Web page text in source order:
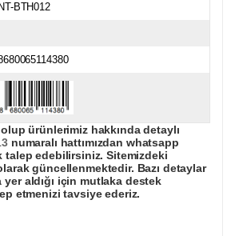
NT-BTH012
ürünlerimiz hakkında detaylı
numaralı hattımızdan whatsapp
talep edebilirsiniz. Sitemizdeki
güncellenmektedir. Bazı detaylar
aldığı için mutlaka destek
etmenizi tavsiye ederiz.